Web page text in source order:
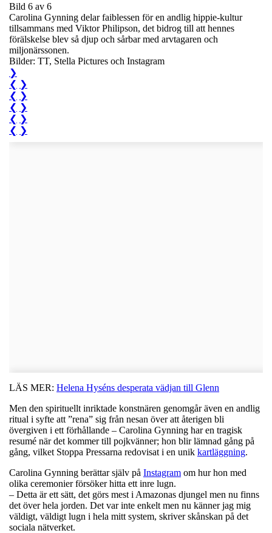
Bild 6 av 6
Carolina Gynning delar faiblessen för en andlig hippie-kultur
tillsammans med Viktor Philipson, det bidrog till att hennes
förälskelse blev så djup och sårbar med arvtagaren och
miljonärssonen.
Bilder: TT, Stella Pictures och Instagram
❯
❮ ❯
❮ ❯
❮ ❯
❮ ❯
❮ ❯
LÄS MER: Helena Hyséns desperata vädjan till Glenn
Men den spirituellt inriktade konstnären genomgår även en andlig
ritual i syfte att ”rena” sig från nesan över att återigen bli
övergiven i ett förhållande – Carolina Gynning har en tragisk
resumé när det kommer till pojkvänner; hon blir lämnad gång på
gång, vilket Stoppa Pressarna redovisat i en unik kartläggning.
Carolina Gynning berättar själv på Instagram om hur hon med
olika ceremonier försöker hitta ett inre lugn.
– Detta är ett sätt, det görs mest i Amazonas djungel men nu finns
det över hela jorden. Det var inte enkelt men nu känner jag mig
väldigt, väldigt lugn i hela mitt system, skriver skånskan på det
sociala nätverket.